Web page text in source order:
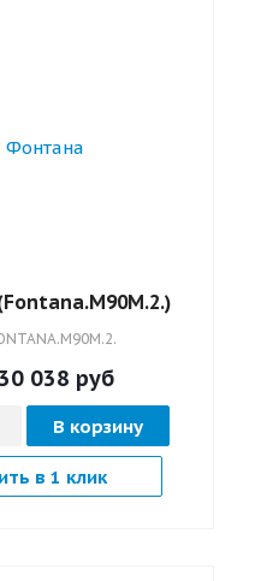
038 руб
В корзину
в 1 клик